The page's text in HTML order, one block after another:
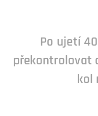
Po ujetí
překontrolovat
kol